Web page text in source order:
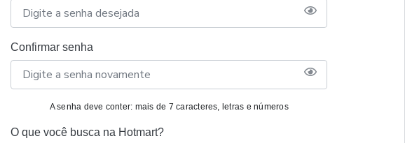
Confirmar senha
A senha deve conter: mais de 7 caracteres, letras e números
O que você busca na Hotmart?